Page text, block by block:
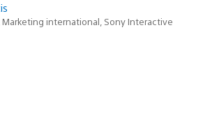
international, Sony Interactive